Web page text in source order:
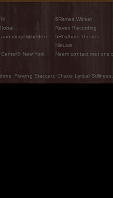
mogelijkheden
New York
5Ritmes Winkel
Raven Recording
5Rhythms Theater
Nieuws
Neem contact met ons
Flowing Staccato Chaos Lyrical